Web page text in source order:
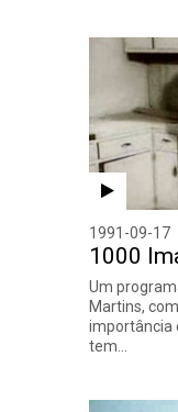
1991-09-17
1000
Um
Martins,
importância
tem…